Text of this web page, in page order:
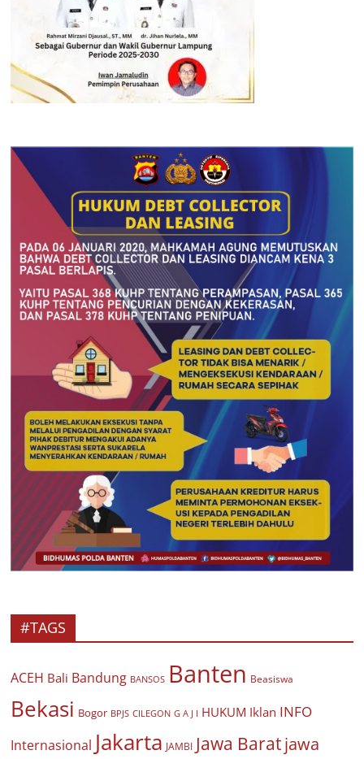
#TAGS
ACEH Bali Bandung BANSOS Banten Beasiswa
Bekasi Bogor BPJS CILEGON G A J I HUKUM Iklan INFO
Internasional Jakarta JAMBI Jawa Baratjawa